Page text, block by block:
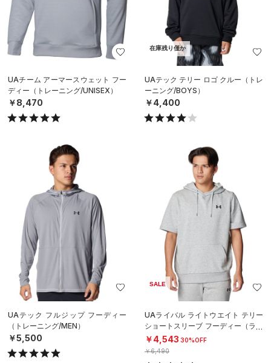
UAチーム アーマースウェット フー
ディー（トレーニング/UNISEX）
￥8,470
在庫残り僅か
UAテック テリー ロゴ クルー（トレ
ーニング/BOYS）
￥4,400
UAテック フルジップ フーディー
（トレーニング/MEN）
￥5,500
SALE
UAライバル ライトウエイト テリー
ショートスリーブ フーディー（ライ
フスタイル/MEN）
￥4,543 30%OFF
￥6,490